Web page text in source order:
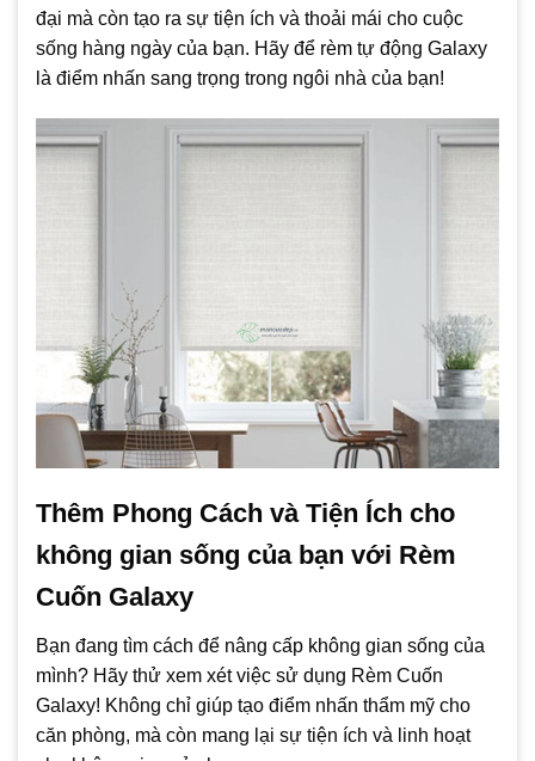
đại mà còn tạo ra sự tiện ích và thoải mái cho cuộc
sống hàng ngày của bạn. Hãy để rèm tự động Galaxy
là điểm nhấn sang trọng trong ngôi nhà của bạn!
Thêm Phong Cách và Tiện Ích cho
không gian sống của bạn với Rèm
Cuốn Galaxy
Bạn đang tìm cách để nâng cấp không gian sống của
mình? Hãy thử xem xét việc sử dụng Rèm Cuốn
Galaxy! Không chỉ giúp tạo điểm nhấn thẩm mỹ cho
căn phòng, mà còn mang lại sự tiện ích và linh hoạt